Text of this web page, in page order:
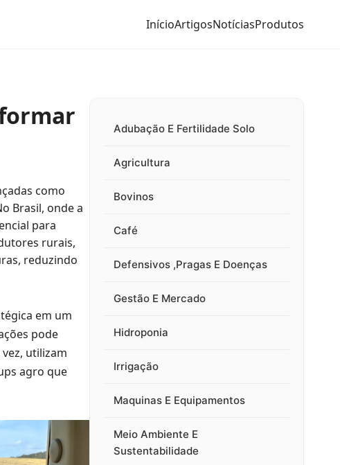
InícioArtigosNotíciasProdutos
como
Brasil, onde a
para
rurais,
reduzindo
em um
pode
utilizam
agro que
Adubação E Fertilidade Solo
Agricultura
Bovinos
Café
Defensivos ,Pragas E Doenças
Gestão E Mercado
Hidroponia
Irrigação
Maquinas E Equipamentos
Meio Ambiente E
Sustentabilidade